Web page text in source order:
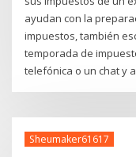
ayudan con la
impuestos, también
temporada de
telefónica o un chat y
Sheumaker61617